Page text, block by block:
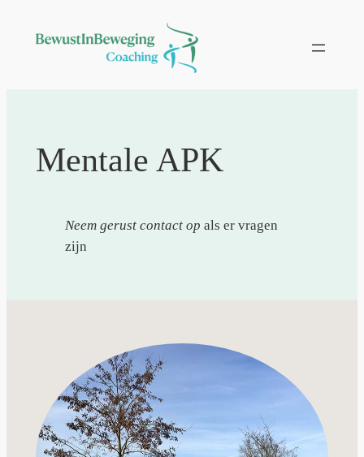
Mentale APK
Neem gerust contact op als er vragen
zijn